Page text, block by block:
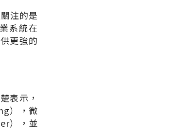
注的是
系統在
更強的
表示，
），微
），並